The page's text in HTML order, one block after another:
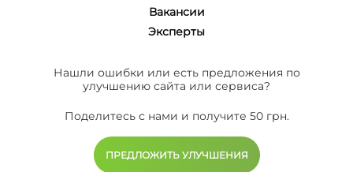
Вакансии
Эксперты
Нашли ошибки или есть предложения по
улучшению сайта или сервиса?
Поделитесь с нами и получите 50 грн.
ПРЕДЛОЖИТЬ УЛУЧШЕНИЯ